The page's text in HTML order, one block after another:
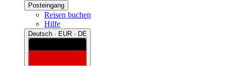
Posteingang
Reisen buchen
Hilfe
Deutsch · EUR · DE